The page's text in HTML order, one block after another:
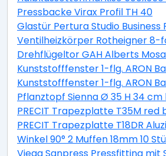
Pressbacke Virax Profil TH 40
Glastür Pertura Studio
Ventilheizkörper Rotheigner 8-
Drehflügeltor GAH Alberts
Kunststofffenster 1-flg. ARON
Kunststofffenster 1-flg. ARON
Pflanztopf Sienna Ø 35 H 34
PRECIT Trapezplatte T35M red
PRECIT Trapezplatte T18DR
Winkel 90° 2 Muffen 18mm 10